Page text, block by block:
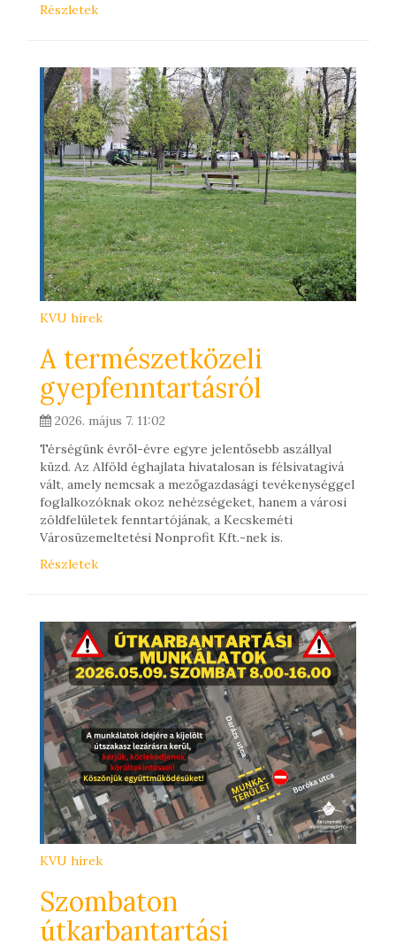
Részletek
KVU hírek
A természetközeli
gyepfenntartásról
2026. május 7. 11:02
Térségünk évről-évre egyre jelentősebb aszállyal
küzd. Az Alföld éghajlata hivatalosan is félsivatagivá
vált, amely nemcsak a mezőgazdasági tevékenységgel
foglalkozóknak okoz nehézségeket, hanem a városi
zöldfelületek fenntartójának, a Kecskeméti
Városüzemeltetési Nonprofit Kft.-nek is.
Részletek
KVU hírek
Szombaton
útkarbantartási